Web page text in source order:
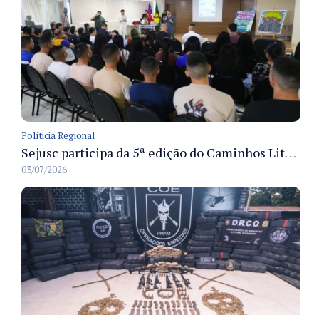
Políticia Regional
Sejusc participa da 5ª edição do Caminhos Literários com foco na cultura hip-hop nas unidades socioeducativas
03/07/2026